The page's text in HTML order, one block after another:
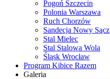
Pogoń Szczecin
Polonia Warszawa
Ruch Chorzów
Sandecja Nowy Sącz
Stal Mielec
Stal Stalowa Wola
Śląsk Wrocław
Program Kibice Razem
Galeria